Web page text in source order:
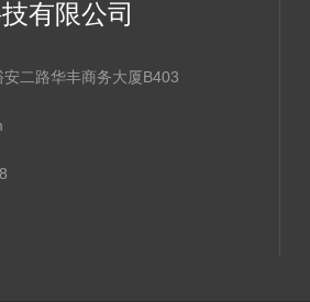
有限公司
二路华丰商务大厦B403